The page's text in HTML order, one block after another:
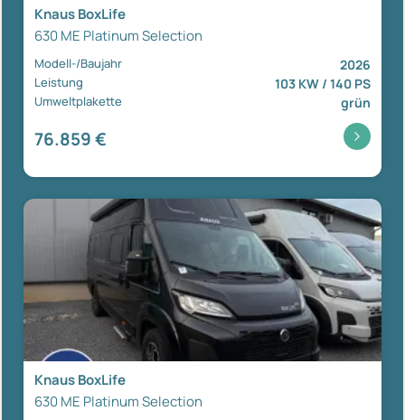
Knaus BoxLife
630 ME Platinum Selection
Modell-/Baujahr 2026
Leistung 103 KW / 140 PS
Umweltplakette grün
76.859 €
Knaus BoxLife
630 ME Platinum Selection